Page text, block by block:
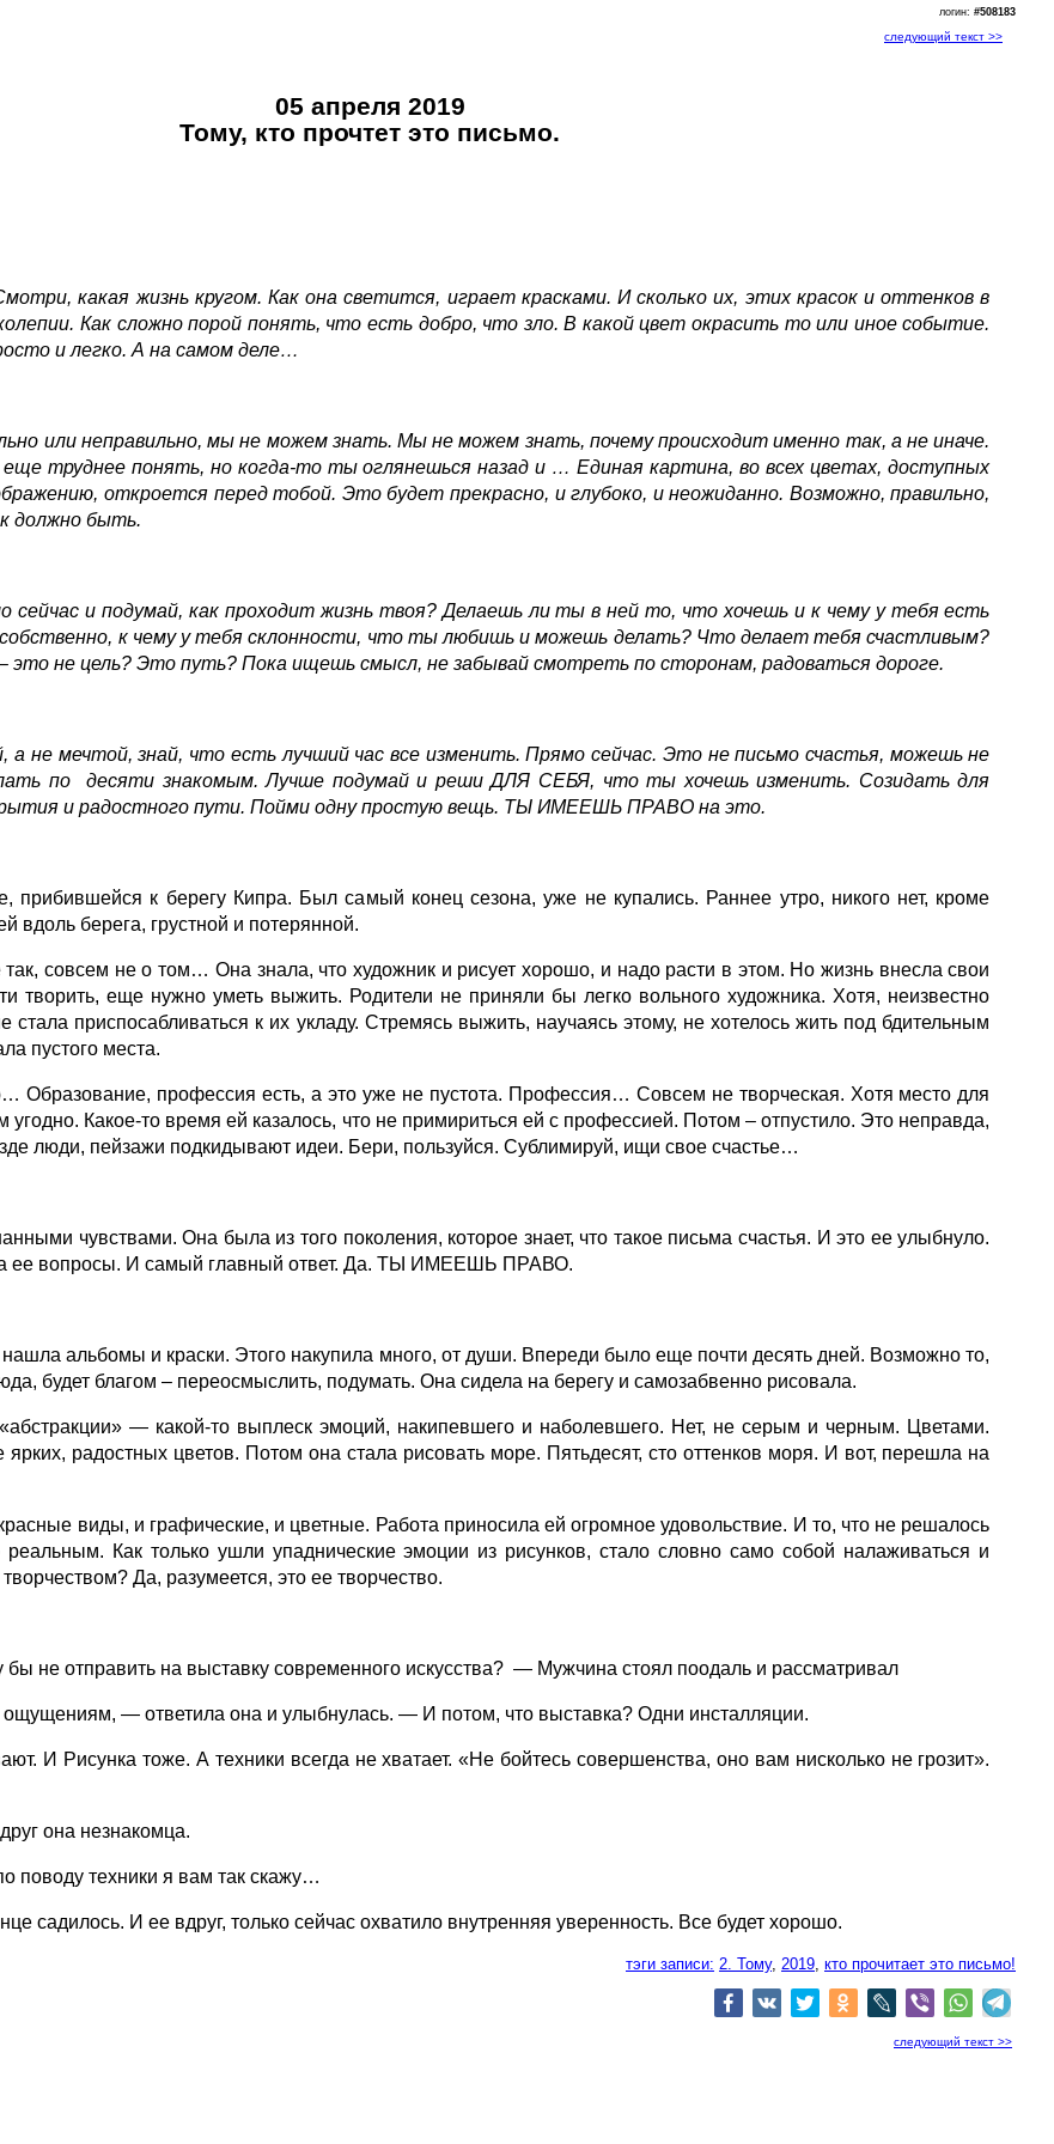
логин: #508183
следующий текст >>
05 апреля 2019
Тому, кто прочтет это письмо.
какая жизнь кругом. Как она светится, играет красками. И сколько их, этих красок и оттенков в
Как сложно порой понять, что есть добро, что зло. В какой цвет окрасить то или иное событие.
и легко. А на самом деле…
или неправильно, мы не можем знать. Мы не можем знать, почему происходит именно так, а не иначе.
труднее понять, но когда-то ты оглянешься назад и … Единая картина, во всех цветах, доступных
откроется перед тобой. Это будет прекрасно, и глубоко, и неожиданно. Возможно, правильно,
должно быть.
сейчас и подумай, как проходит жизнь твоя? Делаешь ли ты в ней то, что хочешь и к чему у тебя есть
к чему у тебя склонности, что ты любишь и можешь делать? Что делает тебя счастливым?
это не цель? Это путь? Пока ищешь смысл, не забывай смотреть по сторонам, радоваться дороге.
не мечтой, знай, что есть лучший час все изменить. Прямо сейчас. Это не письмо счастья, можешь не
по десяти знакомым. Лучше подумай и реши ДЛЯ СЕБЯ, что ты хочешь изменить. Созидать для
и радостного пути. Пойми одну простую вещь. ТЫ ИМЕЕШЬ ПРАВО на это.
прибившейся к берегу Кипра. Был самый конец сезона, уже не купались. Раннее утро, никого нет, кроме
берега, грустной и потерянной.
так, совсем не о том… Она знала, что художник и рисует хорошо, и надо расти в этом. Но жизнь внесла свои
творить, еще нужно уметь выжить. Родители не приняли бы легко вольного художника. Хотя, неизвестно
стала приспосабливаться к их укладу. Стремясь выжить, научаясь этому, не хотелось жить под бдительным
пустого места.
Образование, профессия есть, а это уже не пустота. Профессия… Совсем не творческая. Хотя место для
Какое-то время ей казалось, что не примириться ей с профессией. Потом – отпустило. Это неправда,
люди, пейзажи подкидывают идеи. Бери, пользуйся. Сублимируй, ищи свое счастье…
чувствами. Она была из того поколения, которое знает, что такое письма счастья. И это ее улыбнуло.
ее вопросы. И самый главный ответ. Да. ТЫ ИМЕЕШЬ ПРАВО.
альбомы и краски. Этого накупила много, от души. Впереди было еще почти десять дней. Возможно то,
будет благом – переосмыслить, подумать. Она сидела на берегу и самозабвенно рисовала.
— какой-то выплеск эмоций, накипевшего и наболевшего. Нет, не серым и черным. Цветами.
радостных цветов. Потом она стала рисовать море. Пятьдесят, сто оттенков моря. И вот, перешла на
виды, и графические, и цветные. Работа приносила ей огромное удовольствие. И то, что не решалось
Как только ушли упаднические эмоции из рисунков, стало словно само собой налаживаться и
Да, разумеется, это ее творчество.
отправить на выставку современного искусства? — Мужчина стоял поодаль и рассматривал
— ответила она и улыбнулась. — И потом, что выставка? Одни инсталляции.
Рисунка тоже. А техники всегда не хватает. «Не бойтесь совершенства, оно вам нисколько не грозит».
она незнакомца.
техники я вам так скажу…
садилось. И ее вдруг, только сейчас охватило внутренняя уверенность. Все будет хорошо.
тэги записи: 2. Тому, 2019, кто прочитает это письмо!
следующий текст >>